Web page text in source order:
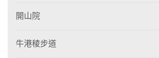
開山院
牛港稜步道